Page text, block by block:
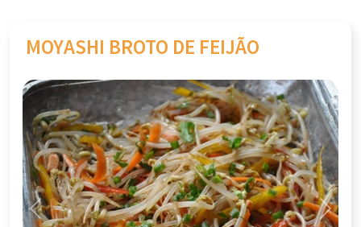
MOYASHI BROTO DE FEIJÃO
Previous Next